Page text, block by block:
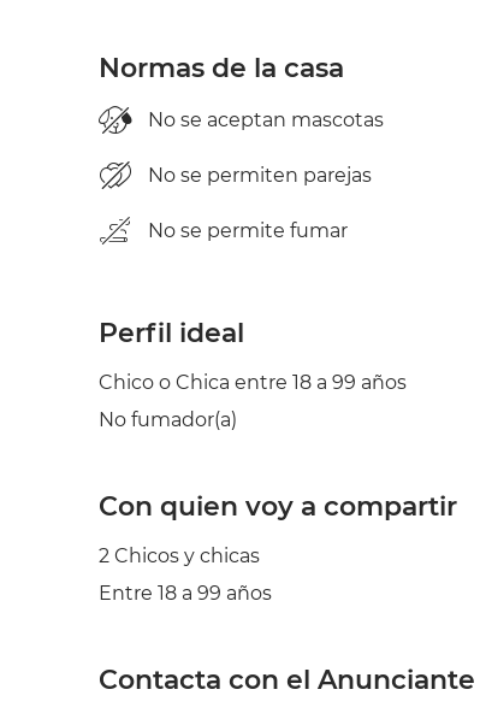
Normas de la casa
No se aceptan mascotas
No se permiten parejas
No se permite fumar
Perfil ideal
Chico o Chica entre 18 a 99 años
No fumador(a)
Con quien voy a compartir
2 Chicos y chicas
Entre 18 a 99 años
Contacta con el Anunciante